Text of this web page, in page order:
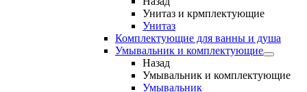
Унитаз и крмплектующие
Унитаз
Комплектующие для ванны и душа
Умывальник и комплектующие
Назад
Умывальник и комплектующие
Умывальник